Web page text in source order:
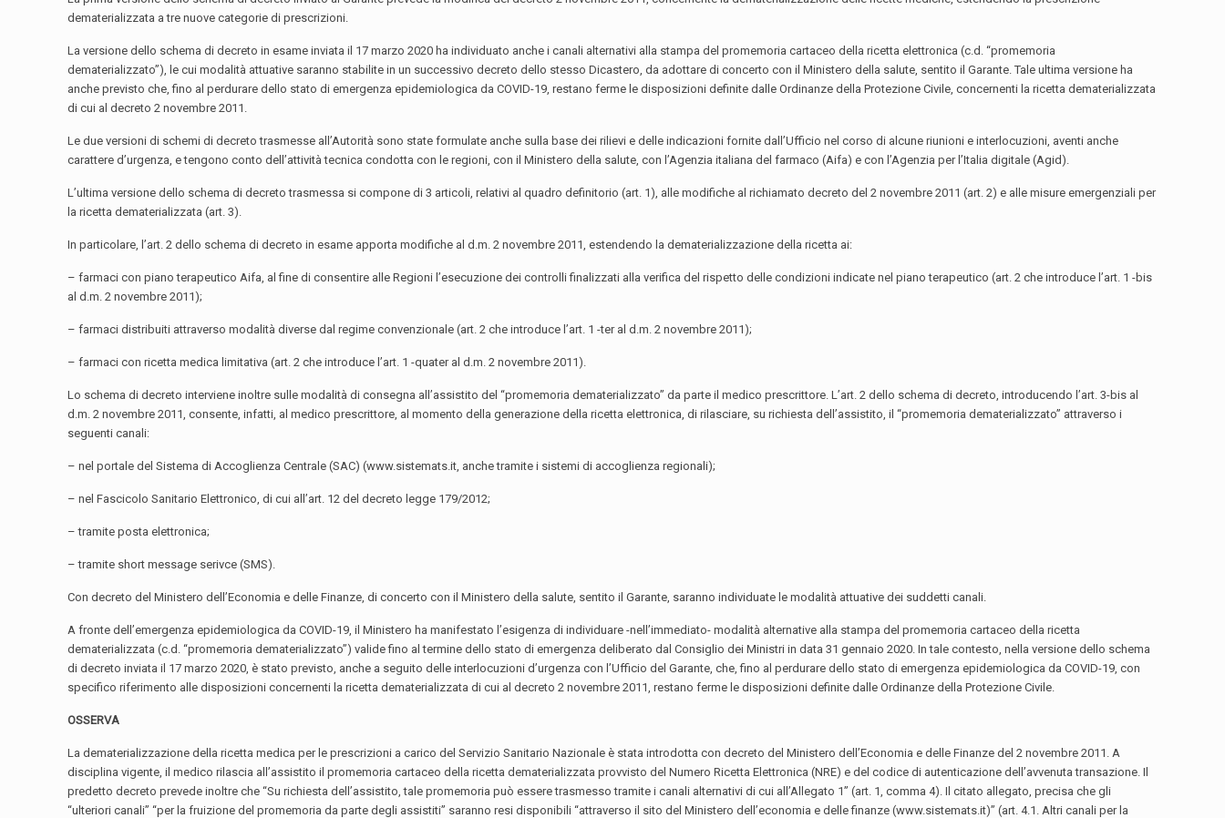
dematerializzata a tre nuove categorie di prescrizioni.
La versione dello schema di decreto in esame inviata il 17 marzo 2020 ha individuato anche i canali alternativi alla stampa del promemoria cartaceo della ricetta elettronica (c.d. “promemoria
dematerializzato”), le cui modalità attuative saranno stabilite in un successivo decreto dello stesso Dicastero, da adottare di concerto con il Ministero della salute, sentito il Garante. Tale ultima versione ha
anche previsto che, fino al perdurare dello stato di emergenza epidemiologica da COVID-19, restano ferme le disposizioni definite dalle Ordinanze della Protezione Civile, concernenti la ricetta dematerializzata
di cui al decreto 2 novembre 2011.
Le due versioni di schemi di decreto trasmesse all’Autorità sono state formulate anche sulla base dei rilievi e delle indicazioni fornite dall’Ufficio nel corso di alcune riunioni e interlocuzioni, aventi anche
carattere d’urgenza, e tengono conto dell’attività tecnica condotta con le regioni, con il Ministero della salute, con l’Agenzia italiana del farmaco (Aifa) e con l’Agenzia per l’Italia digitale (Agid).
L’ultima versione dello schema di decreto trasmessa si compone di 3 articoli, relativi al quadro definitorio (art. 1), alle modifiche al richiamato decreto del 2 novembre 2011 (art. 2) e alle misure emergenziali per
la ricetta dematerializzata (art. 3).
In particolare, l’art. 2 dello schema di decreto in esame apporta modifiche al d.m. 2 novembre 2011, estendendo la dematerializzazione della ricetta ai:
– farmaci con piano terapeutico Aifa, al fine di consentire alle Regioni l’esecuzione dei controlli finalizzati alla verifica del rispetto delle condizioni indicate nel piano terapeutico (art. 2 che introduce l’art. 1 -bis
al d.m. 2 novembre 2011);
– farmaci distribuiti attraverso modalità diverse dal regime convenzionale (art. 2 che introduce l’art. 1 -ter al d.m. 2 novembre 2011);
– farmaci con ricetta medica limitativa (art. 2 che introduce l’art. 1 -quater al d.m. 2 novembre 2011).
Lo schema di decreto interviene inoltre sulle modalità di consegna all’assistito del “promemoria dematerializzato” da parte il medico prescrittore. L’art. 2 dello schema di decreto, introducendo l’art. 3-bis al
d.m. 2 novembre 2011, consente, infatti, al medico prescrittore, al momento della generazione della ricetta elettronica, di rilasciare, su richiesta dell’assistito, il “promemoria dematerializzato” attraverso i
seguenti canali:
– nel portale del Sistema di Accoglienza Centrale (SAC) (www.sistemats.it, anche tramite i sistemi di accoglienza regionali);
– nel Fascicolo Sanitario Elettronico, di cui all’art. 12 del decreto legge 179/2012;
– tramite posta elettronica;
– tramite short message serivce (SMS).
Con decreto del Ministero dell’Economia e delle Finanze, di concerto con il Ministero della salute, sentito il Garante, saranno individuate le modalità attuative dei suddetti canali.
A fronte dell’emergenza epidemiologica da COVID-19, il Ministero ha manifestato l’esigenza di individuare -nell’immediato- modalità alternative alla stampa del promemoria cartaceo della ricetta
dematerializzata (c.d. “promemoria dematerializzato”) valide fino al termine dello stato di emergenza deliberato dal Consiglio dei Ministri in data 31 gennaio 2020. In tale contesto, nella versione dello schema
di decreto inviata il 17 marzo 2020, è stato previsto, anche a seguito delle interlocuzioni d’urgenza con l’Ufficio del Garante, che, fino al perdurare dello stato di emergenza epidemiologica da COVID-19, con
specifico riferimento alle disposizioni concernenti la ricetta dematerializzata di cui al decreto 2 novembre 2011, restano ferme le disposizioni definite dalle Ordinanze della Protezione Civile.
OSSERVA
La dematerializzazione della ricetta medica per le prescrizioni a carico del Servizio Sanitario Nazionale è stata introdotta con decreto del Ministero dell’Economia e delle Finanze del 2 novembre 2011. A
disciplina vigente, il medico rilascia all’assistito il promemoria cartaceo della ricetta dematerializzata provvisto del Numero Ricetta Elettronica (NRE) e del codice di autenticazione dell’avvenuta transazione. Il
predetto decreto prevede inoltre che “Su richiesta dell’assistito, tale promemoria può essere trasmesso tramite i canali alternativi di cui all’Allegato 1” (art. 1, comma 4). Il citato allegato, precisa che gli
“ulteriori canali” “per la fruizione del promemoria da parte degli assistiti” saranno resi disponibili “attraverso il sito del Ministero dell’economia e delle finanze (www.sistemats.it)” (art. 4.1. Altri canali per la